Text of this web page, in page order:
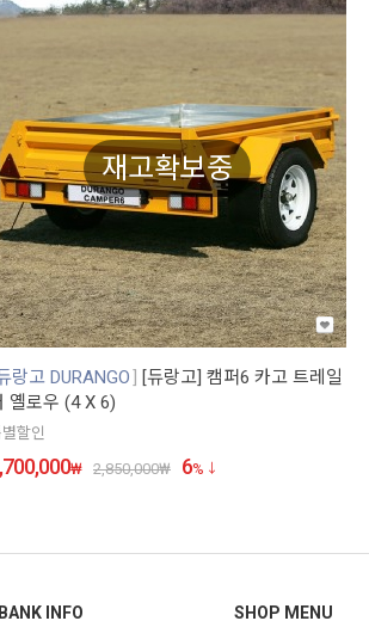
재고확보중
랑고 DURANGO
[듀랑고] 캠퍼6 카고 트레일
옐로우 (4 X 6)
할인
₩ 2,850,000₩ 6%
BANK INFO SHOP MENU